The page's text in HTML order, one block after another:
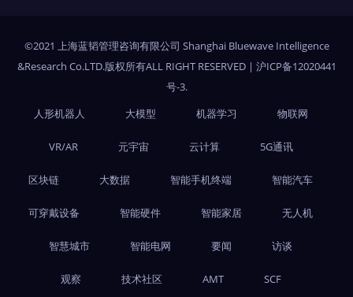
©2021 上海蓝韬管理咨询有限公司 Shanghai Bluewave Intelligence
&Research Co.LTD.版权所有ALL RIGHT RESERVED | 沪ICP备12020441
号-3.
人形机器人
大模型 机器学习 物联网
VR/AR 元宇宙 云计算 5G通讯
区块链 大数据 智能手机终端 智能汽车
可穿戴设备 智能硬件 智能家居 无人机
智慧城市 智能电网 要闻 访谈
观察 技术社区 AMT SCF